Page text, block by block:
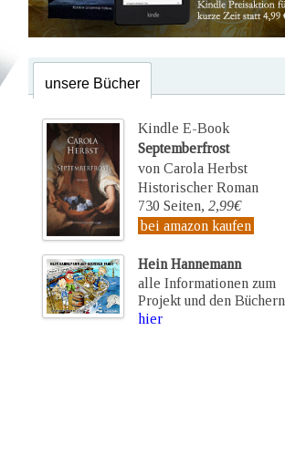
unsere Bücher
Kindle E-Book
Septemberfrost
von Carola Herbst
Historischer Roman
730 Seiten, 2,99€
bei amazon kaufen
Hein Hannemann
alle Informationen zum
Projekt und den Büchern
hier